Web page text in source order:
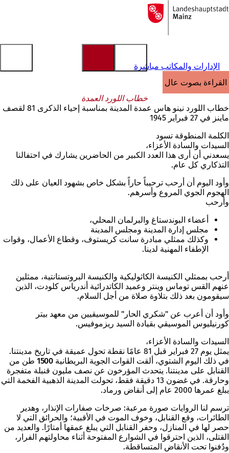
الانتقال إلى المحتوى
إلى
الصفحة
الإدارات والمكاتب مباشرة
القراءة بصوت عالٍ
خطاب اللورد العمدة
خطاب اللورد نينو هاس عمدة المدينة بمناسبة إحياء الذكرى 81 لقصف
ماينز في 27 فبراير 1945
الكلمة المنطوقة تسود
السيدات والسادة الأعزاء،
يسعدني أن أرى هذا العدد الكبير من الحاضرين يشارك في احتفالنا
التذكاري كل عام.
وأود اليوم أن أرحب ترحيباً حاراً بشكل خاص بشهود العيان على ذلك
الهجوم الجوي المروع وأسرهم.
وأرحب
أعضاء البوندستاغ والبرلمان المحلي،
مجلس إدارة المدينة ومجلس المدينة
وكذلك ممثلي مبادرة سانت كريستوف، وقطاع الأعمال، وقوات
الإطفاء المهنية لدينا.
أرحب بممثلي الكنيسة الكاثوليكية والكنيسة البروتستانتية، ممثلين
عنهم القس توماس وينتر وعميد الكاتدرائية أندرياس كلودت، الذين
سيقومون بعد ذلك بتلاوة صلاة من أجل السلام.
وأود أن أعرب عن "شكري الحار" للموسيقيين من معهد بيتر
كورنيليوس الموسيقي بقيادة السيد ريزموفيس.
السيدات والسادة الأعزاء،
يمثل يوم 27 فبراير قبل 81 عامًا نقطة تحول عميقة في تاريخ مدينتنا.
في ذلك اليوم الشتوي، ألقت القوات الجوية البريطانية
1500 طن من
القنابل على مدينتنا. يتحدث المؤرخون عن نصف مليون قنبلة متفجرة
وحارقة. في غضون 13 دقيقة فقط، تحولت المدينة الذهبية الفخمة التي
يبلغ عمرها 2000 عام إلى أنقاض ورماد.
ترسم لنا الروايات صورة مرعبة: صرخات صفارات الإنذار، وهدير
الطائرات، وقع القنابل، وخوف الموت في الأقبية؛ والحرائق التي لا
حصر لها في المنازل، وحفر القنابل التي يبلغ عمقها أمتارًا. والعديد من
القتلى، الذين احترقوا في الشوارع المفتوحة أثناء محاولتهم الفرار،
ودُفنوا تحت الأنقاض المتساقطة.